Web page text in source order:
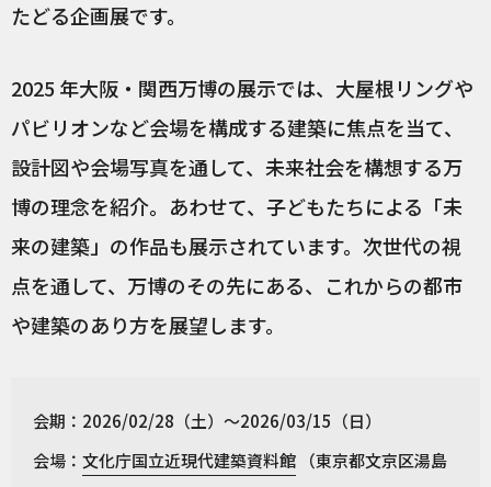
たどる企画展です。
2025 年大阪・関西万博の展示では、大屋根リングや
パビリオンなど会場を構成する建築に焦点を当て、
設計図や会場写真を通して、未来社会を構想する万
博の理念を紹介。あわせて、子どもたちによる「未
来の建築」の作品も展示されています。次世代の視
点を通して、万博のその先にある、これからの都市
や建築のあり方を展望します。
会期：2026/02/28（土）～2026/03/15（日）
会場： 文化庁国立近現代建築資料館 （東京都文京区湯島